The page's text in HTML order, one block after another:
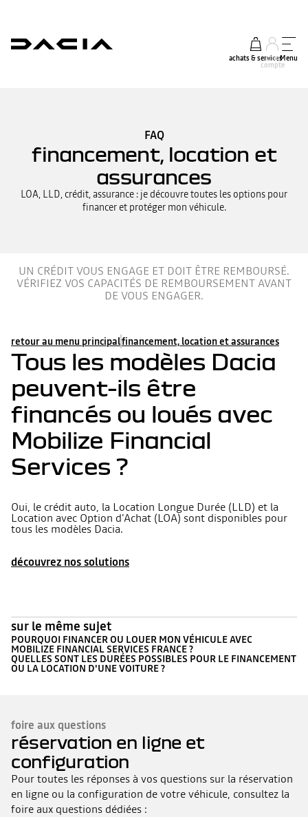
achats & services
mon
compte
Menu
FAQ
financement, location et
assurances
LOA, LLD, crédit, assurance : je découvre toutes les options pour
financer et protéger mon véhicule.
UN CRÉDIT VOUS ENGAGE ET DOIT ÊTRE REMBOURSÉ.
VÉRIFIEZ VOS CAPACITÉS DE REMBOURSEMENT AVANT
DE VOUS ENGAGER.
retour au menu principalfinancement, location et assurances
Tous les modèles Dacia
peuvent-ils être
financés ou loués avec
Mobilize Financial
Services ?
Oui, le crédit auto, la Location Longue Durée (LLD) et la
Location avec Option d'Achat (LOA) sont disponibles pour
tous les modèles Dacia.
découvrez nos solutions
sur le même sujet
POURQUOI FINANCER OU LOUER MON VÉHICULE AVEC
MOBILIZE FINANCIAL SERVICES FRANCE ?
QUELLES SONT LES DURÉES POSSIBLES POUR LE FINANCEMENT
OU LA LOCATION D'UNE VOITURE ?
foire aux questions
réservation en ligne et
configuration
Pour toutes les réponses à vos questions sur la réservation
en ligne ou la configuration de votre véhicule, consultez la
foire aux questions dédiées :